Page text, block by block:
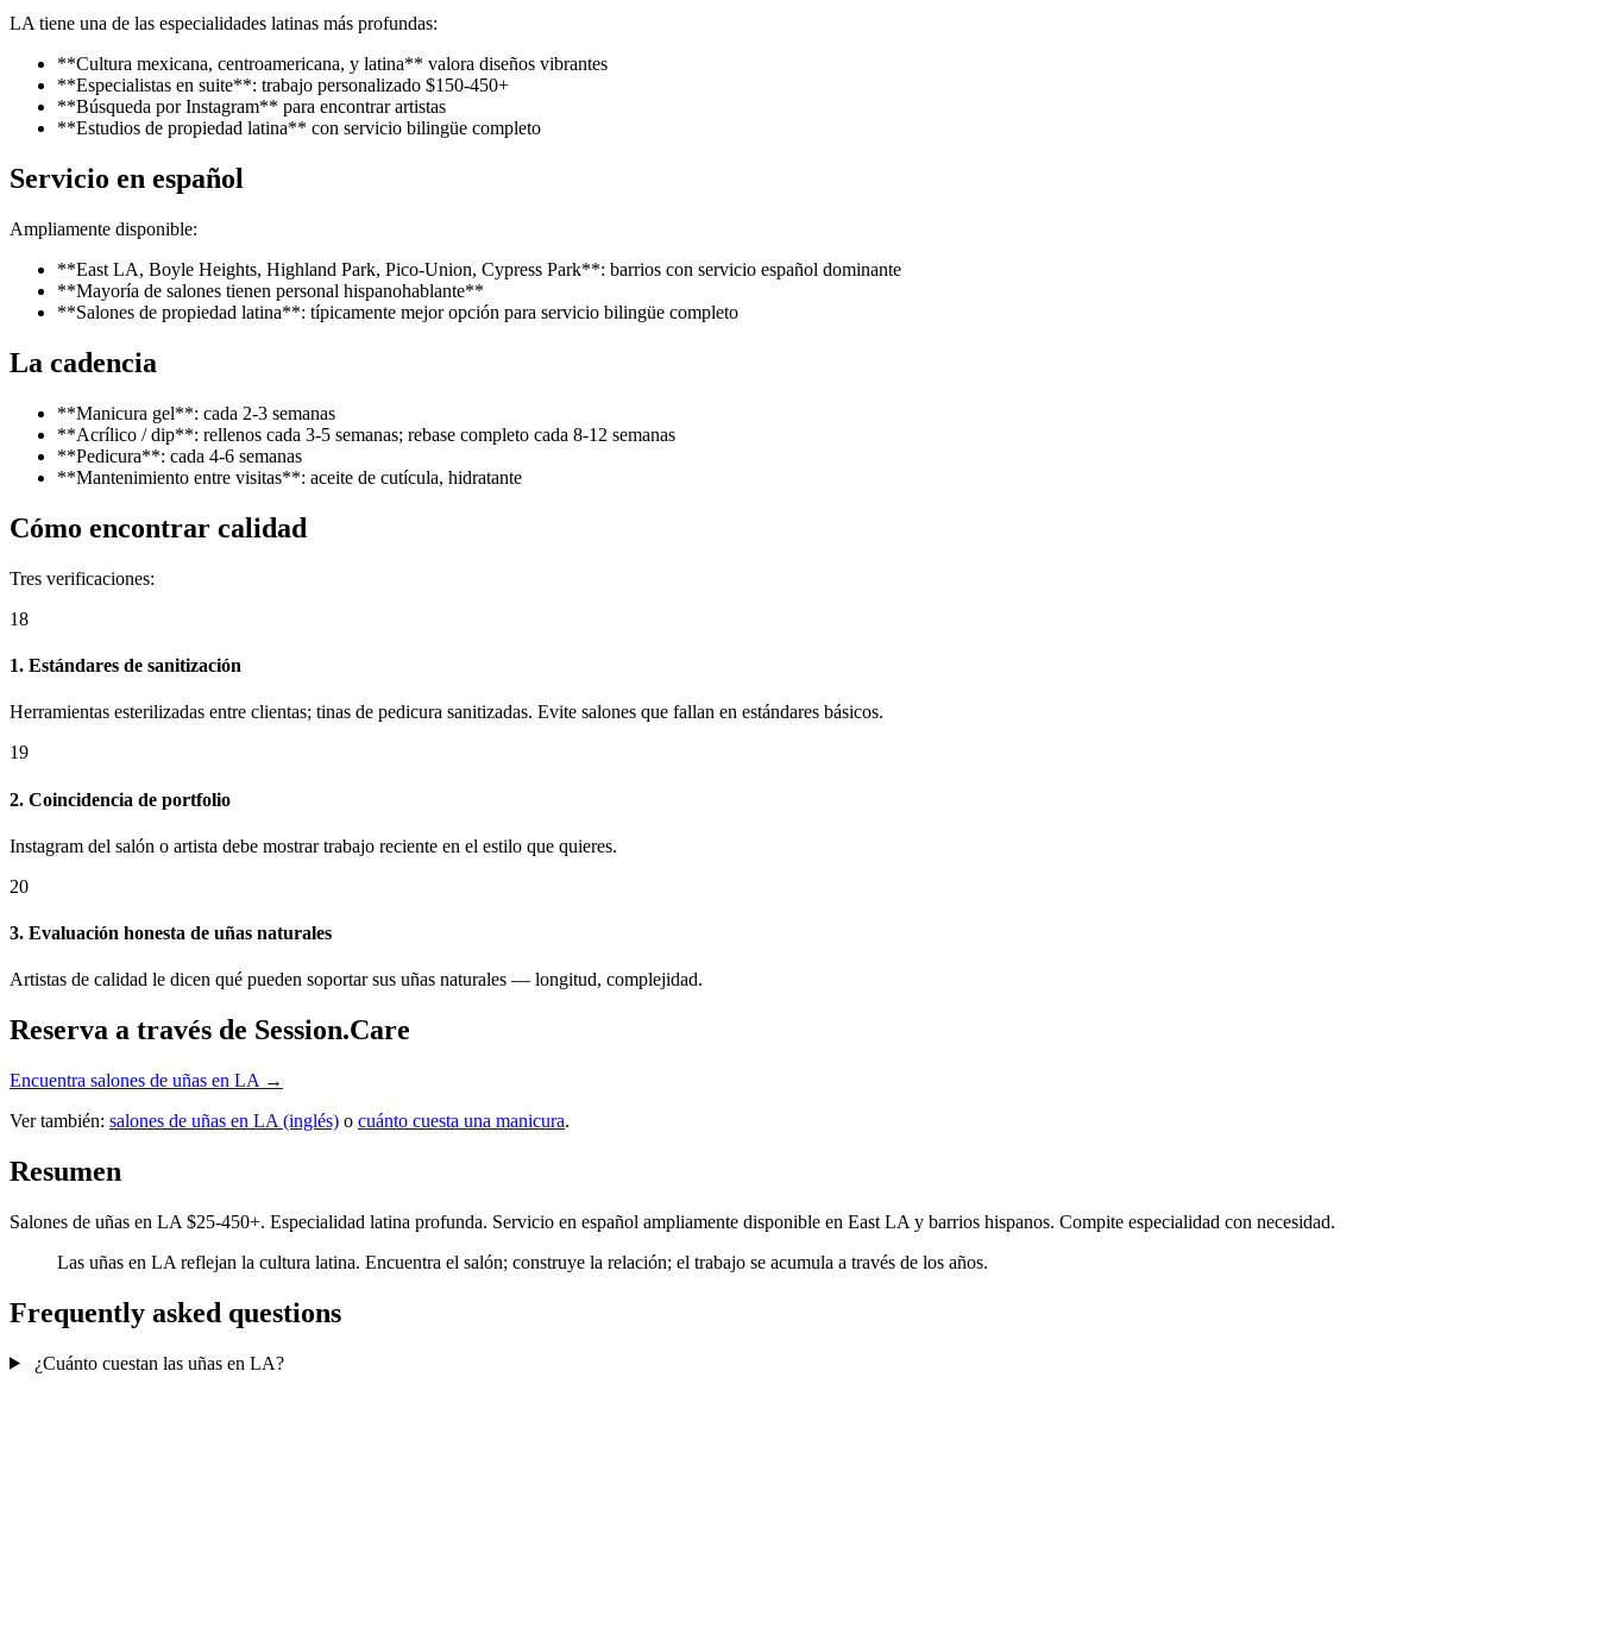
LA tiene una de las especialidades latinas más profundas:
**Cultura mexicana, centroamericana, y latina** valora diseños vibrantes
**Especialistas en suite**: trabajo personalizado $150-450+
**Búsqueda por Instagram** para encontrar artistas
**Estudios de propiedad latina** con servicio bilingüe completo
Servicio en español
Ampliamente disponible:
**East LA, Boyle Heights, Highland Park, Pico-Union, Cypress Park**: barrios con servicio español dominante
**Mayoría de salones tienen personal hispanohablante**
**Salones de propiedad latina**: típicamente mejor opción para servicio bilingüe completo
La cadencia
**Manicura gel**: cada 2-3 semanas
**Acrílico / dip**: rellenos cada 3-5 semanas; rebase completo cada 8-12 semanas
**Pedicura**: cada 4-6 semanas
**Mantenimiento entre visitas**: aceite de cutícula, hidratante
Cómo encontrar calidad
Tres verificaciones:
18
1. Estándares de sanitización
Herramientas esterilizadas entre clientas; tinas de pedicura sanitizadas. Evite salones que fallan en estándares básicos.
19
2. Coincidencia de portfolio
Instagram del salón o artista debe mostrar trabajo reciente en el estilo que quieres.
20
3. Evaluación honesta de uñas naturales
Artistas de calidad le dicen qué pueden soportar sus uñas naturales — longitud, complejidad.
Reserva a través de Session.Care
Encuentra salones de uñas en LA →
Ver también: salones de uñas en LA (inglés) o cuánto cuesta una manicura.
Resumen
Salones de uñas en LA $25-450+. Especialidad latina profunda. Servicio en español ampliamente disponible en East LA y barrios hispanos. Compite especialidad con necesidad.
Las uñas en LA reflejan la cultura latina. Encuentra el salón; construye la relación; el trabajo se acumula a través de los años.
Frequently asked questions
¿Cuánto cuestan las uñas en LA?